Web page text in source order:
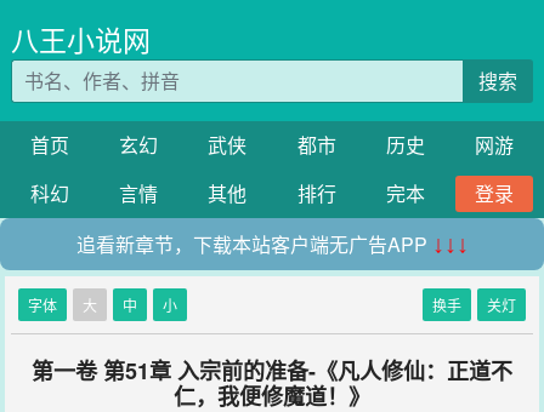
八王小说网
搜索
首页 玄幻 武侠 都市 历史
网游
科幻
言情 其他 排行 完本
登录
追看新章节，下载本站客户端无广告APP ↓↓↓
字体 大 中 小 换手 关灯
第一卷 第51章 入宗前的准备-《凡人修仙：正道不
仁，我便修魔道！》